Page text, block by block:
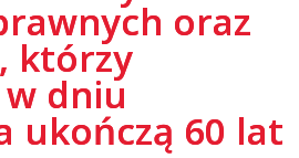
oraz
którzy
dniu
ukończą 60 lat